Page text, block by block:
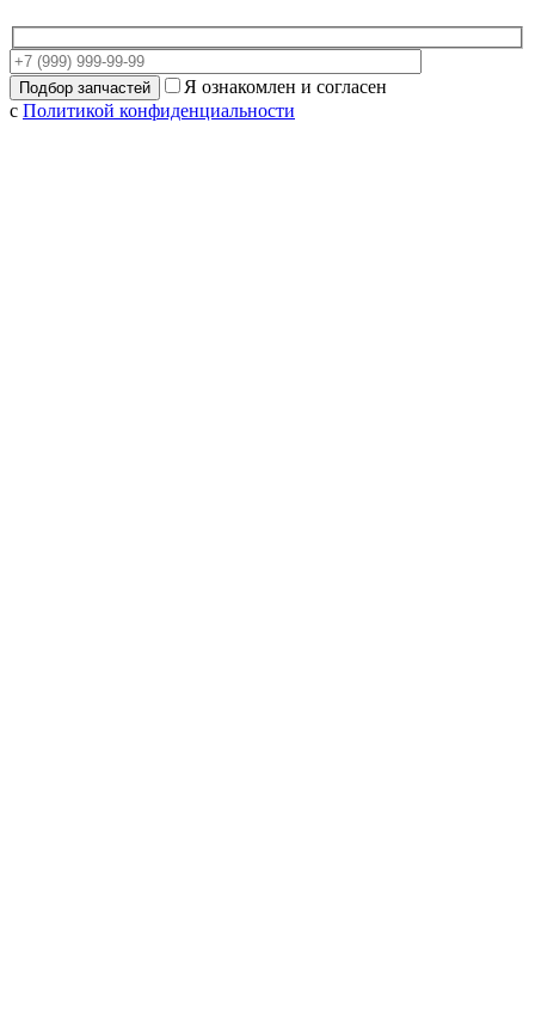
Я ознакомлен и согласен
с Политикой конфиденциальности